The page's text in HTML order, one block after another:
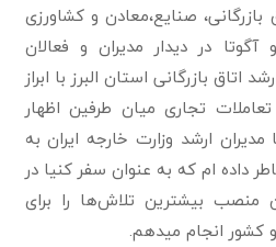
صنایع،معادن و کشاورزی
آگوتا در دیدار مدیران و فعالان
بازرگانی استان البرز با ابراز
تجاری میان طرفین اظهار
ارشد وزارت خارجه ایران به
داده ام که به عنوان سفر کنیا در
منصب بیشترین تلاش‌ها را برای
انجام میدهم.